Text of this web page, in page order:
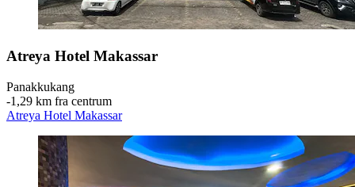
Atreya Hotel Makassar
Panakkukang
‐1,29 km fra centrum
Atreya Hotel Makassar